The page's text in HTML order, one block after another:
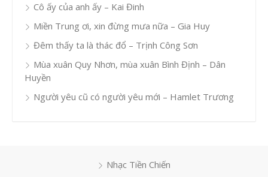
Cô ấy của anh ấy – Kai Đinh
Miền Trung ơi, xin đừng mưa nữa – Gia Huy
Đêm thấy ta là thác đổ – Trịnh Công Sơn
Mùa xuân Quy Nhơn, mùa xuân Bình Định – Dân
Huyền
Người yêu cũ có người yêu mới – Hamlet Trương
Nhạc Tiền Chiến